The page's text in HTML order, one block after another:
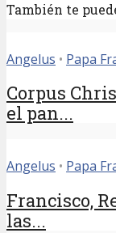
También te
Angelus • Papa
Corpus
el pan...
Angelus • Papa
Francisco,
las...